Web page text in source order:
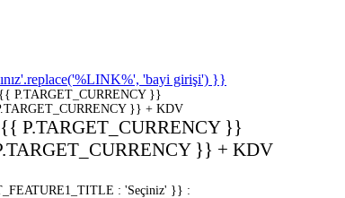
'bayi girişi') }}
{{ P.TARGET_CURRENCY }}
}} + KDV
{{ P.TARGET_CURRENCY }}
}} + KDV
: 'Seçiniz' }} :